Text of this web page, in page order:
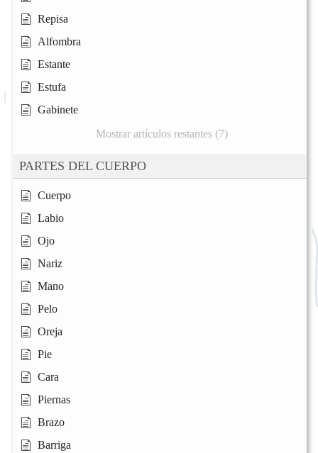
Repisa
Alfombra
Estante
Estufa
Gabinete
Mostrar artículos restantes (7)
PARTES DEL CUERPO
Cuerpo
Labio
Ojo
Nariz
Mano
Pelo
Oreja
Pie
Cara
Piernas
Brazo
Barriga